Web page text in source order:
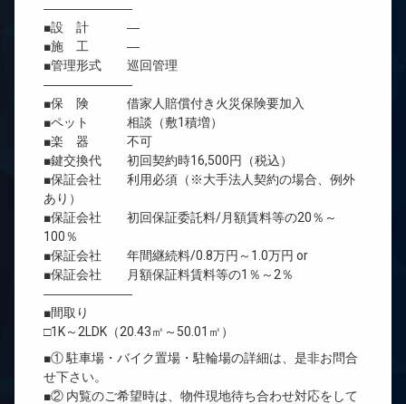
―――――――
■設 計 ―
■施 工 ―
■管理形式 巡回管理
―――――――
■保 険 借家人賠償付き火災保険要加入
■ペット 相談（敷1積増）
■楽 器 不可
■鍵交換代 初回契約時16,500円（税込）
■保証会社 利用必須（※大手法人契約の場合、例外
あり）
■保証会社 初回保証委託料/月額賃料等の20％～
100％
■保証会社 年間継続料/0.8万円～1.0万円 or
■保証会社 月額保証料賃料等の1％～2％
―――――――
■間取り
□1K～2LDK（20.43㎡～50.01㎡）
■① 駐車場・バイク置場・駐輪場の詳細は、是非お問合
せ下さい。
■② 内覧のご希望時は、物件現地待ち合わせ対応をして